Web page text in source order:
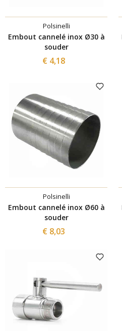
Polsinelli
Embout cannelé inox Ø30 à
souder
€ 4,18
Polsinelli
Embout cannelé inox Ø60 à
souder
€ 8,03